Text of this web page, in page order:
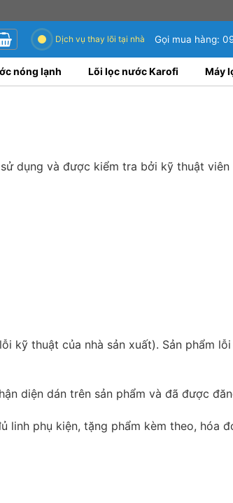
Dịch vụ thay lõi tại nhà Gọi mua hàng:
nóng lạnh Lõi lọc nước Karofi Máy
dụng và được kiểm tra bởi kỹ thuật viên
kỹ thuật của nhà sản xuất). Sản phẩm
diện dán trên sản phẩm và đã được
phụ kiện, tặng phẩm kèm theo, hóa